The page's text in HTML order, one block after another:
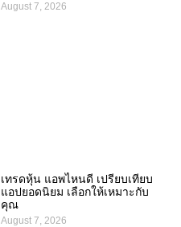
August 7, 2026
เทรดหุ้น แอพไหนดี เปรียบเทียบ
แอปยอดนิยม เลือกให้เหมาะกับ
คุณ
August 7, 2026